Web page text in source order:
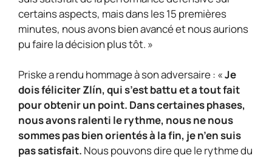
certains aspects, mais dans les 15 premières
minutes, nous avons bien avancé et nous aurions
pu faire la décision plus tôt. »
Priske a rendu hommage à son adversaire : «Je
dois féliciter Zlín, qui s’est battu et a tout fait
pour obtenir un point. Dans certaines phases,
nous avons ralenti le rythme, nous ne nous
sommes pas bien orientés à la fin, je n’en suis
pas satisfait. Nous pouvons dire que le rythme du